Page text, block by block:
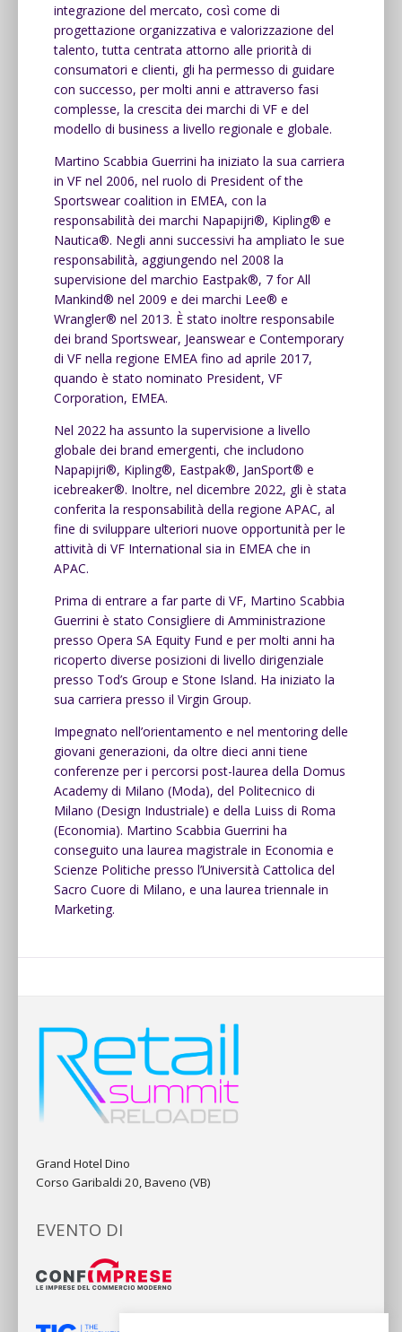
integrazione del mercato, così come di
progettazione organizzativa e valorizzazione del
talento, tutta centrata attorno alle priorità di
consumatori e clienti, gli ha permesso di guidare
con successo, per molti anni e attraverso fasi
complesse, la crescita dei marchi di VF e del
modello di business a livello regionale e globale.
Martino Scabbia Guerrini ha iniziato la sua carriera
in VF nel 2006, nel ruolo di President of the
Sportswear coalition in EMEA, con la
responsabilità dei marchi Napapijri®, Kipling® e
Nautica®. Negli anni successivi ha ampliato le sue
responsabilità, aggiungendo nel 2008 la
supervisione del marchio Eastpak®, 7 for All
Mankind® nel 2009 e dei marchi Lee® e
Wrangler® nel 2013. È stato inoltre responsabile
dei brand Sportswear, Jeanswear e Contemporary
di VF nella regione EMEA fino ad aprile 2017,
quando è stato nominato President, VF
Corporation, EMEA.
Nel 2022 ha assunto la supervisione a livello
globale dei brand emergenti, che includono
Napapijri®, Kipling®, Eastpak®, JanSport® e
icebreaker®. Inoltre, nel dicembre 2022, gli è stata
conferita la responsabilità della regione APAC, al
fine di sviluppare ulteriori nuove opportunità per le
attività di VF International sia in EMEA che in
APAC.
Prima di entrare a far parte di VF, Martino Scabbia
Guerrini è stato Consigliere di Amministrazione
presso Opera SA Equity Fund e per molti anni ha
ricoperto diverse posizioni di livello dirigenziale
presso Tod’s Group e Stone Island. Ha iniziato la
sua carriera presso il Virgin Group.
Impegnato nell’orientamento e nel mentoring delle
giovani generazioni, da oltre dieci anni tiene
conferenze per i percorsi post-laurea della Domus
Academy di Milano (Moda), del Politecnico di
Milano (Design Industriale) e della Luiss di Roma
(Economia). Martino Scabbia Guerrini ha
conseguito una laurea magistrale in Economia e
Scienze Politiche presso l’Università Cattolica del
Sacro Cuore di Milano, e una laurea triennale in
Marketing.
Grand Hotel Dino
Corso Garibaldi 20, Baveno (VB)
EVENTO DI